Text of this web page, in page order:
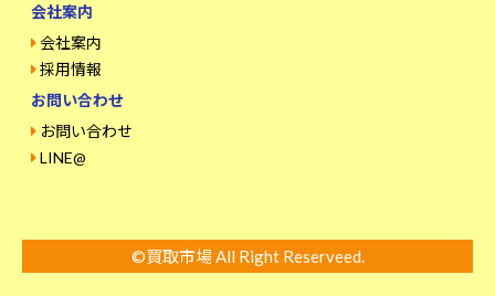
会社案内
会社案内
採用情報
お問い合わせ
お問い合わせ
LINE@
©買取市場 All Right Reserveed.